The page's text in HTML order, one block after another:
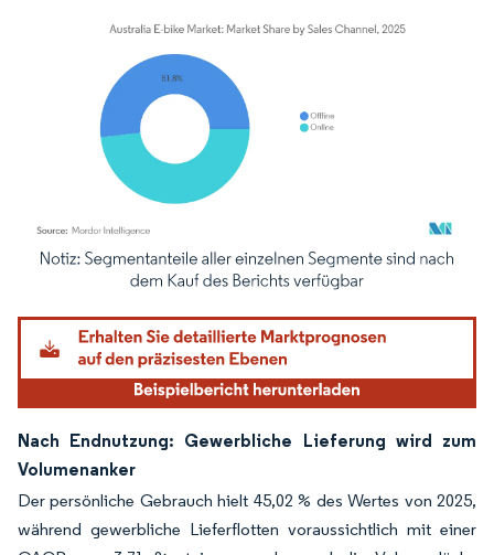
Bild © Mordor Intelligence. Wiederverwendung erfordert Namensnennung
Nach Endnutzung: Gewerbliche Lieferung wird zum
Volumenanker
Der persönliche Gebrauch hielt 45,02 % des Wertes von 2025,
während gewerbliche Lieferflotten voraussichtlich mit einer